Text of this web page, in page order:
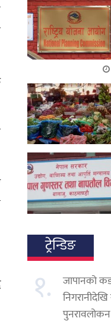
ट्रेन्डिङ
१.
जापानको
पुनरावलोकन